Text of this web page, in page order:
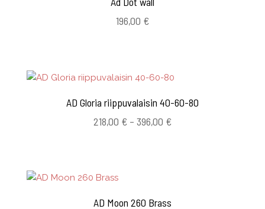
196,00 €
AD Gloria riippuvalaisin 40-60-80
218,00 € – 396,00 €Hintaluokka:
AD Moon 260 Brass